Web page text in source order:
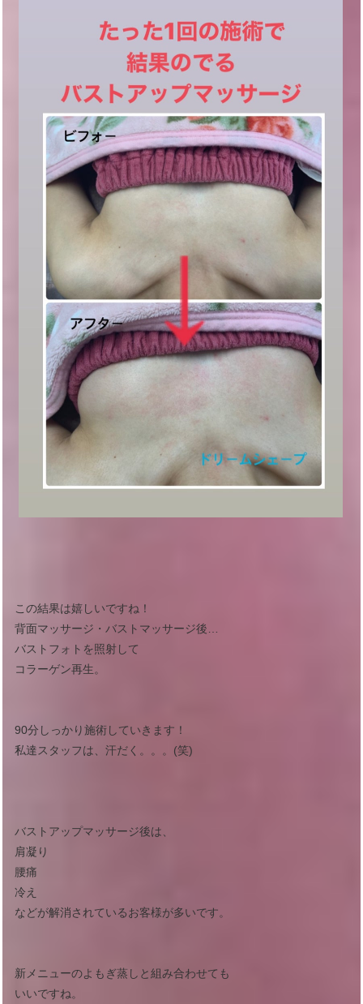
この結果は嬉しいですね！
背面マッサージ・バストマッサージ後…
バストフォトを照射して
コラーゲン再生。
90分しっかり施術していきます！
私達スタッフは、汗だく。。。(笑)
バストアップマッサージ後は、
肩凝り
腰痛
冷え
などが解消されているお客様が多いです。
新メニューのよもぎ蒸しと組み合わせても
いいですね。